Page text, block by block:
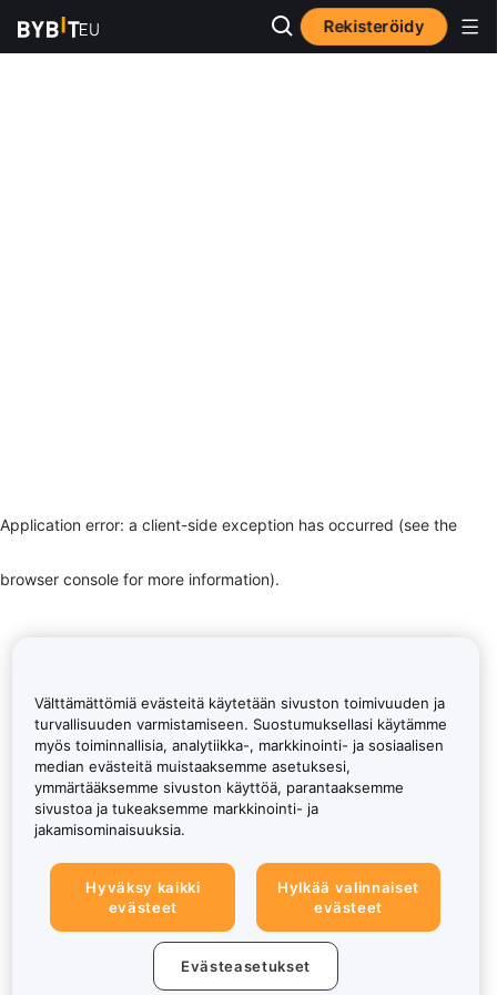
Rekisteröidy
Application error: a client-side exception has occurred (see the
browser console for more information).
Välttämättömiä evästeitä käytetään sivuston toimivuuden ja
turvallisuuden varmistamiseen. Suostumuksellasi käytämme
myös toiminnallisia, analytiikka-, markkinointi- ja sosiaalisen
median evästeitä muistaaksemme asetuksesi,
ymmärtääksemme sivuston käyttöä, parantaaksemme
sivustoa ja tukeaksemme markkinointi- ja
jakamisominaisuuksia.
Hyväksy kaikki
evästeet
Hylkää valinnaiset
evästeet
Evästeasetukset